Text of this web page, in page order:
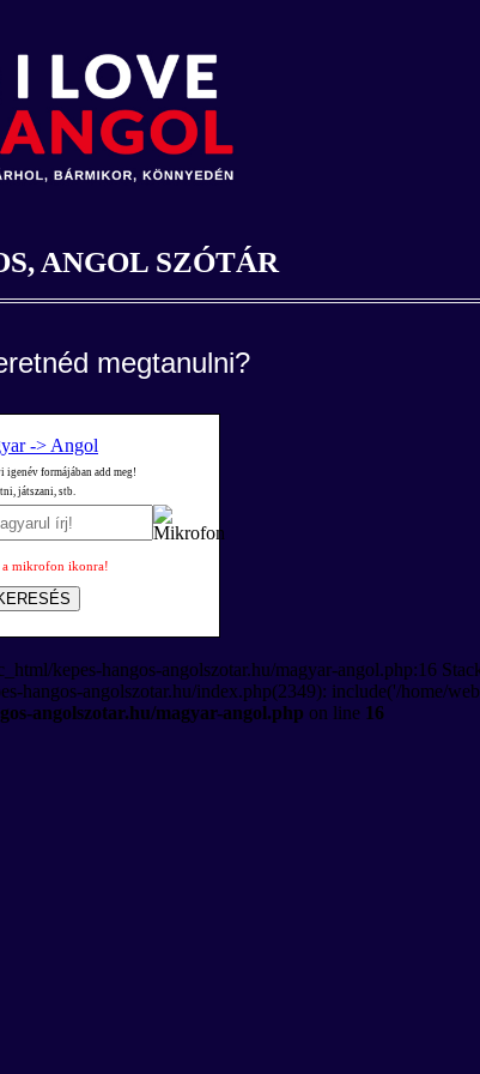
ANGOL SZÓTÁR
megtanulni?
-> Angol
igenév formájában add meg!
játszani, stb.
a mikrofon ikonra!
kepes-hangos-angolszotar.hu/magyar-angol.php:16
hangos-angolszotar.hu/index.php(2349): include('/home/
angolszotar.hu/magyar-angol.php on line 16